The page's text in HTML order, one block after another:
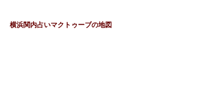
横浜関内占いマクトゥーブの地図